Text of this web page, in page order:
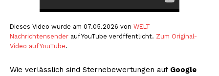
Dieses Video wurde am 07.05.2026 von WELT
Nachrichtensender auf YouTube veröffentlicht. Zum Original-
Video auf YouTube.
Wie verlässlich sind Sternebewertungen auf Google